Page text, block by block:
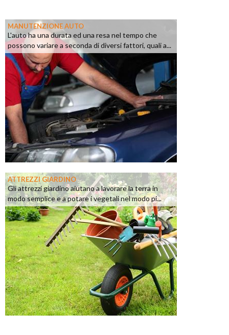
MANUTENZIONE AUTO
L'auto ha una durata ed una resa nel tempo che
possono variare a seconda di diversi fattori, quali a...
ATTREZZI GIARDINO
Gli attrezzi giardino aiutano a lavorare la terra in
modo semplice e a potare i vegetali nel modo pi...